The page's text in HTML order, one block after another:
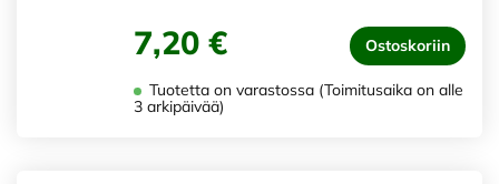
7,20 € Ostoskoriin
Tuotetta on varastossa (Toimitusaika on alle
3 arkipäivää)